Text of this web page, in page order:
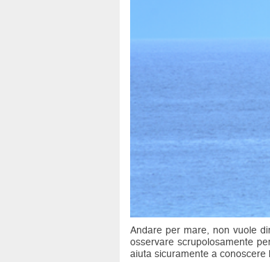
Andare per mare, non vuole
osservare scrupolosamente
aiuta sicuramente a